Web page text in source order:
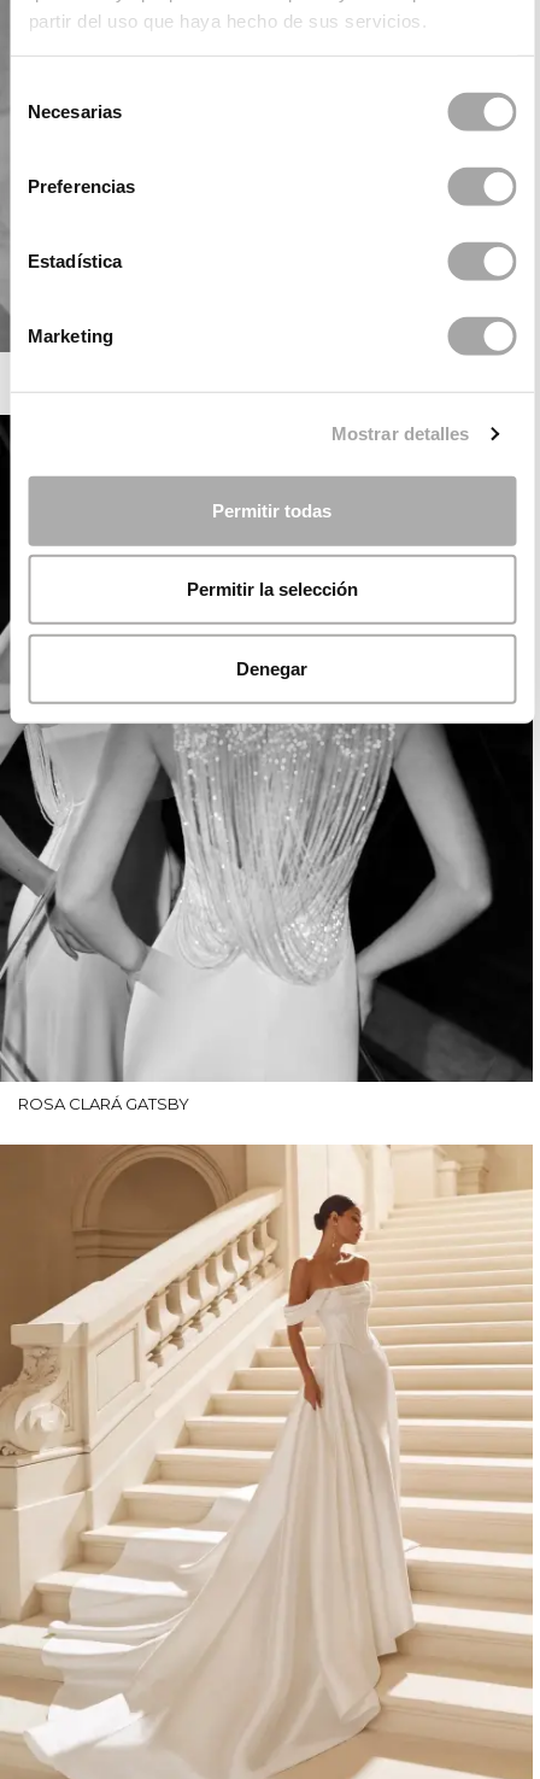
partir del uso que haya hecho de sus servicios.
Necesarias
Preferencias
Estadística
Marketing
Mostrar detalles
Permitir todas
Permitir la selección
Denegar
ROSA CLARÁ GATSBY